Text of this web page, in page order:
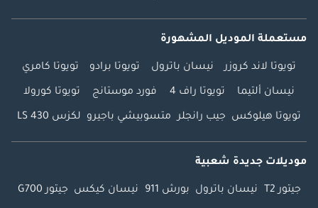
كوميونيتي، دبي •
ساعات العمل: 9:00
(يوميًا)
________________________________________
الجديدة تُباع بسرعة.
رتب زيارتك لمعرضنا،
تقييم سيارتك
مستعملة الموديل المشهورة
تويوتا لاند كروزر نيسان باترول تويوتا برادو تويوتا كامري
نيسان ألتيما تويوتا راف 4 فورد موستانج تويوتا كورولا
تويوتا هيلوكس جيب رانجلر متسوبيشي باجيرو لكزس LS 430
موديلات جديدة شعبية
جيتور T2 نيسان باترول بورش 911 نيسان كيكس جيتور G700